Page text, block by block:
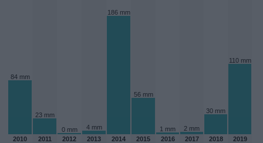
84 mm
23 mm
0 mm 4 mm
186 mm
56 mm
1 mm 2 mm
30 mm
110 mm
2010 2011 2012 2013 2014 2015 2016 2017 2018 2019